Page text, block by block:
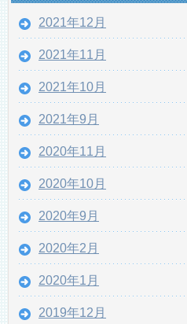
2021年12月
2021年11月
2021年10月
2021年9月
2020年11月
2020年10月
2020年9月
2020年2月
2020年1月
2019年12月